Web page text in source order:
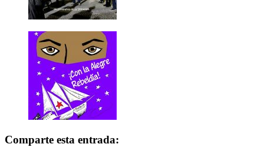
Comparte esta entrada: